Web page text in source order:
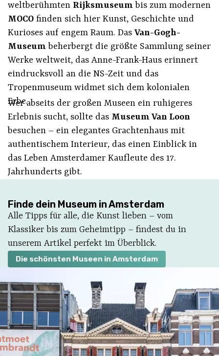
weltberühmten Rijksmuseumbis zum modernen
MOCOfinden sich hier Kunst, Geschichte und
Kurioses auf engem Raum. Das Van-Gogh-
Museumbeherbergt die größte Sammlung seiner
Werke weltweit, das Anne-Frank-Haus erinnert
eindrucksvoll an die NS-Zeit und das
Tropenmuseum widmet sich dem kolonialen
Erbe.
Wer abseits der großen Museen ein ruhigeres
Erlebnis sucht, sollte das Museum Van Loon
besuchen – ein elegantes Grachtenhaus mit
authentischem Interieur, das einen Einblick in
das Leben Amsterdamer Kaufleute des 17.
Jahrhunderts gibt.
Finde dein Museum in Amsterdam
Alle Tipps für alle, die Kunst lieben – vom
Klassiker bis zum Geheimtipp – findest du in
unserem Artikel perfekt im Überblick.
Die schönsten Museen in Amsterdam